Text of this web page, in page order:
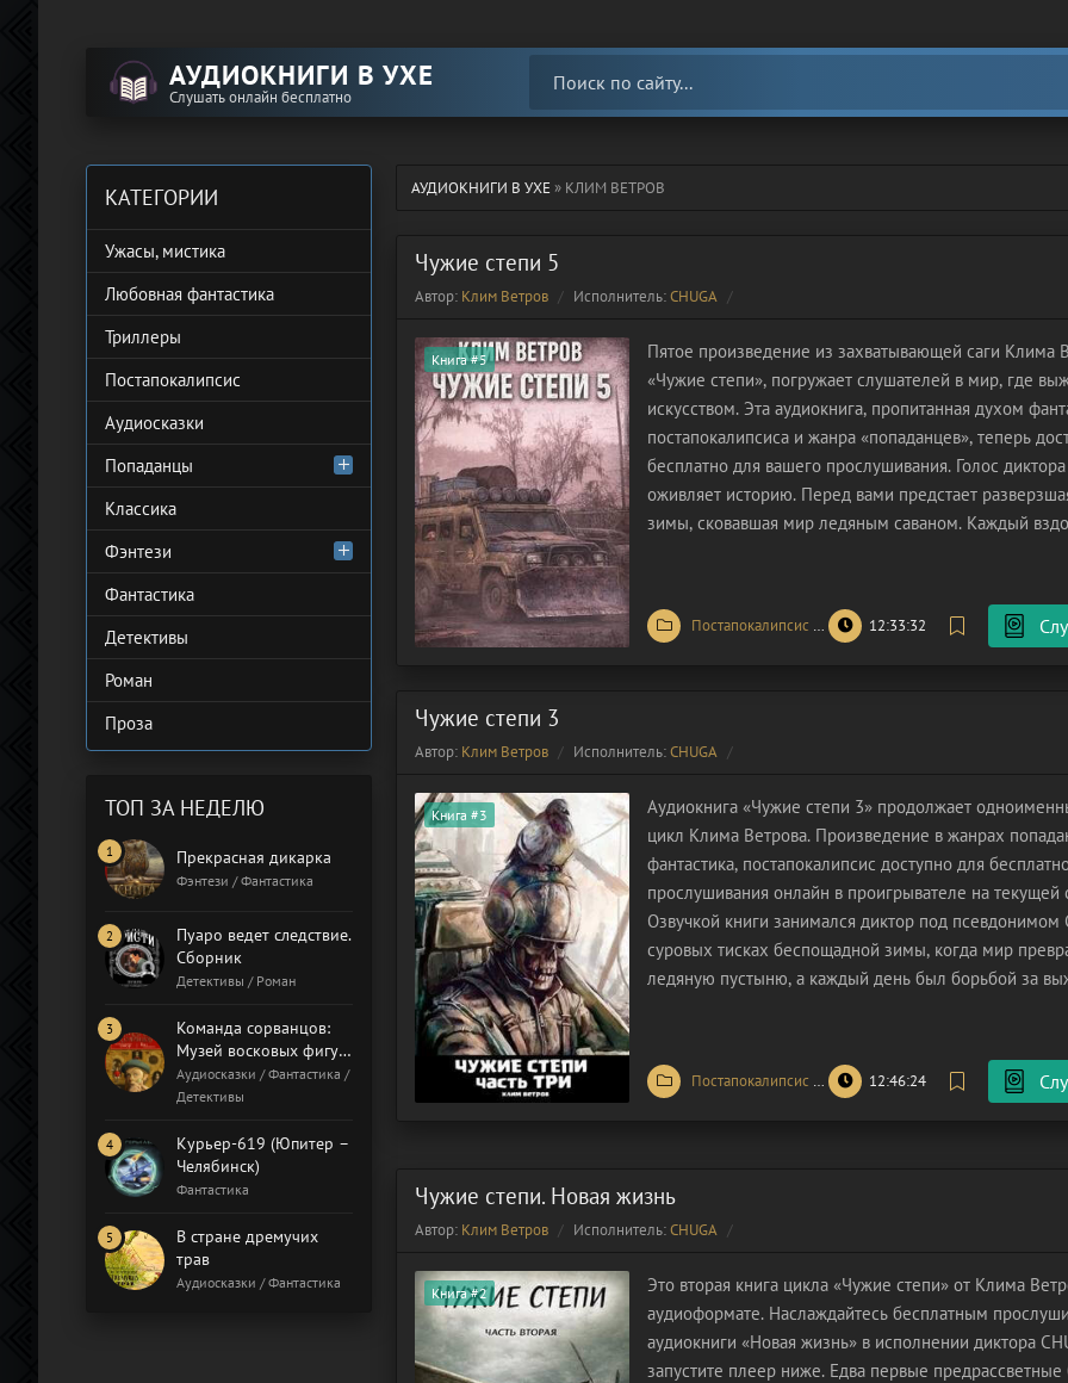
АУДИОКНИГИ В УХЕ
Слушать онлайн бесплатно
АУДИОКНИГИ В УХЕ» КЛИМ ВЕТРОВ
Чужие степи 5
Автор: Клим Ветров Исполнитель:CHUGA
Книга #5
Пятое произведение из захватывающей саги Клима
«Чужие степи», погружает слушателей в мир, где
искусством. Эта аудиокнига, пропитанная духом
постапокалипсиса и жанра «попаданцев», теперь
бесплатно для вашего прослушивания. Голос
оживляет историю. Перед вами предстает
зимы, сковавшая мир ледяным саваном. Каждый
Постапокалипсис Попаданцы/Фантастика
12:33:32
Чужие степи 3
Автор: Клим Ветров Исполнитель:CHUGA
Книга #3
Аудиокнига «Чужие степи 3» продолжает
цикл Клима Ветрова. Произведение в жанрах
фантастика, постапокалипсис доступно для
прослушивания онлайн в проигрывателе на текущей
Озвучкой книги занимался диктор под псевдонимом
суровых тисках беспощадной зимы, когда мир
ледяную пустыню, а каждый день был борьбой за
Постапокалипсис Попаданцы/Фантастика
12:46:24
Чужие степи. Новая жизнь
Автор: Клим Ветров Исполнитель:CHUGA
Книга #2
Это вторая книга цикла «Чужие степи» от Клима
аудиоформате. Наслаждайтесь бесплатным
аудиокниги «Новая жизнь» в исполнении диктора
запустите плеер ниже. Едва первые предрассветные
КАТЕГОРИИ
Ужасы, мистика
Любовная фантастика
Триллеры
Постапокалипсис
Аудиосказки
Попаданцы
Классика
Фэнтези
Фантастика
Детективы
Роман
Проза
ТОП ЗА НЕДЕЛЮ
Прекрасная дикарка
Фэнтези / Фантастика
Пуаро ведет следствие.
Сборник
Детективы / Роман
Команда сорванцов:
Музей восковых фигур.
Бал газовщиков
Аудиосказки / Фантастика /
Детективы
Курьер-619 (Юпитер –
Челябинск)
Фантастика
В стране дремучих
трав
Аудиосказки / Фантастика